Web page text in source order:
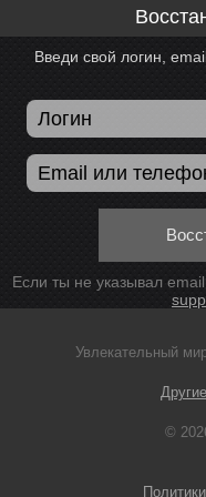
Введи свой логин,
Если ты не указывал
Увлекательный
©